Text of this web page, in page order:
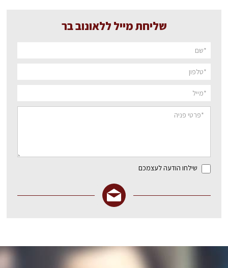
שליחת מייל ללאונוב בר
שילחו הודעה לעצמכם